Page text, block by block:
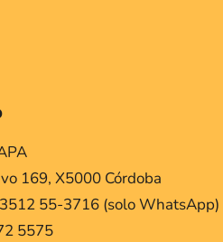
169, X5000 Córdoba
55-3716 (solo WhatsApp)
5575